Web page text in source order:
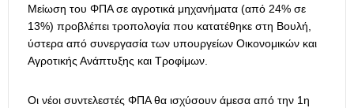
Μείωση του ΦΠΑ σε αγροτικά μηχανήματα (από 24% σε
13%) προβλέπει τροπολογία που κατατέθηκε στη Βουλή,
ύστερα από συνεργασία των υπουργείων Οικονομικών και
Αγροτικής Ανάπτυξης και Τροφίμων.
Οι νέοι συντελεστές ΦΠΑ θα ισχύσουν άμεσα από την 1η